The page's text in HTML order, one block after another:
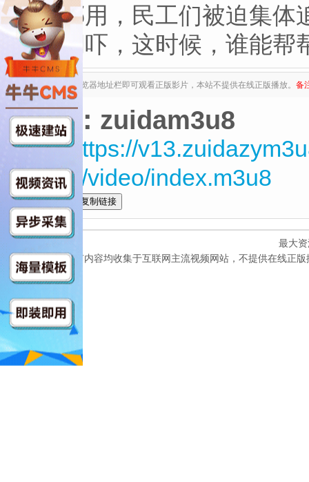
他人挪用，民工们被迫集体
胁和恫吓，这时候，谁能帮
复制下列地址至浏览器地址栏即可观看正版影片，本站不提供在线正版播放。 备
来源：zuidam3u8
HD$https://
Wv27/video/index.m3u8
全选
最大
本网站所有内容均收集于互联网主流视频网站，不提供在线正